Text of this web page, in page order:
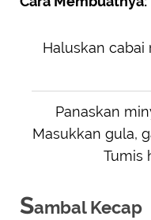
Haluskan cabai
Panaskan
Masukkan gula,
Tumis
Sambal Kecap